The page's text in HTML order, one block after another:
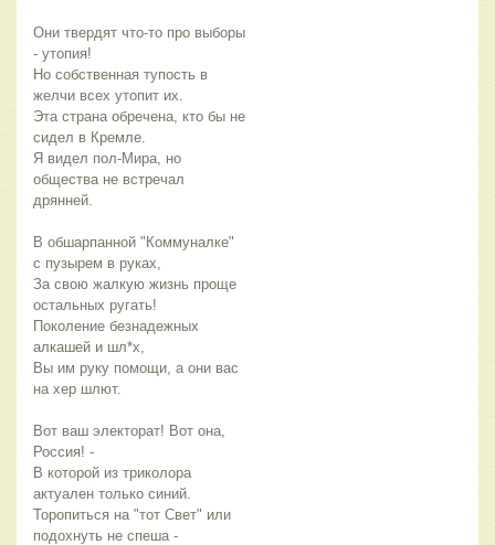
Они твердят что-то про выборы
- утопия!
Но собственная тупость в
желчи всех утопит их.
Эта страна обречена, кто бы не
сидел в Кремле.
Я видел пол-Мира, но
общества не встречал
дрянней.
В обшарпанной "Коммуналке"
с пузырем в руках,
За свою жалкую жизнь проще
остальных ругать!
Поколение безнадежных
алкашей и шл*х,
Вы им руку помощи, а они вас
на хер шлют.
Вот ваш электорат! Вот она,
Россия! -
В которой из триколора
актуален только синий.
Торопиться на "тот Свет" или
подохнуть не спеша -